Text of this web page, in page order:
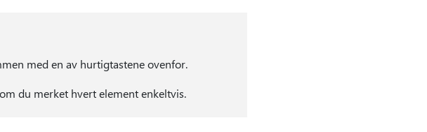
med en av hurtigtastene ovenfor.
du merket hvert element enkeltvis.